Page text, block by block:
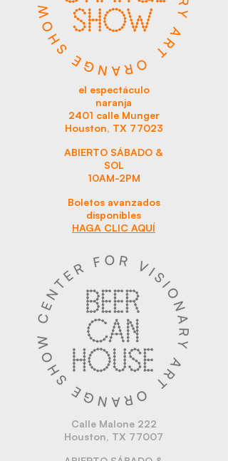
el espectáculo
naranja
2401 calle Munger
Houston, TX 77023
ABIERTO SÁBADO &
SOL
10AM-2PM
Boletos avanzados
disponibles
HAGA CLIC AQUÍ
Calle Malone 222
Houston, TX 77007